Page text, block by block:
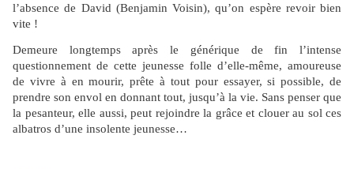
l’absence de David (Benjamin Voisin), qu’on espère revoir bien
vite !
Demeure longtemps après le générique de fin l’intense
questionnement de cette jeunesse folle d’elle-même, amoureuse
de vivre à en mourir, prête à tout pour essayer, si possible, de
prendre son envol en donnant tout, jusqu’à la vie. Sans penser que
la pesanteur, elle aussi, peut rejoindre la grâce et clouer au sol ces
albatros d’une insolente jeunesse…